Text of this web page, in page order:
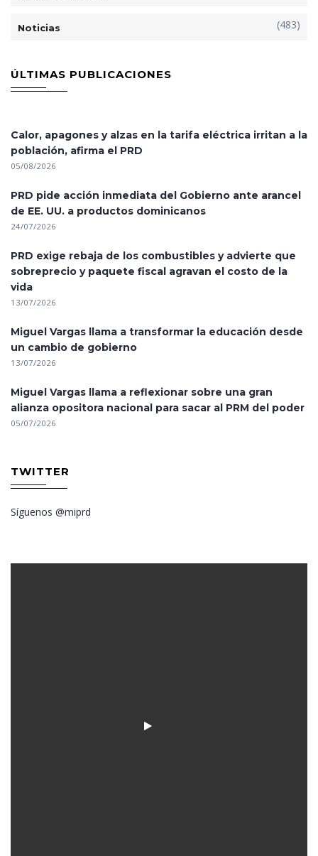
Noticias (483)
ÚLTIMAS PUBLICACIONES
Calor, apagones y alzas en la tarifa eléctrica irritan a la
población, afirma el PRD
05/08/2026
PRD pide acción inmediata del Gobierno ante arancel
de EE. UU. a productos dominicanos
24/07/2026
PRD exige rebaja de los combustibles y advierte que
sobreprecio y paquete fiscal agravan el costo de la
vida
13/07/2026
Miguel Vargas llama a transformar la educación desde
un cambio de gobierno
13/07/2026
Miguel Vargas llama a reflexionar sobre una gran
alianza opositora nacional para sacar al PRM del poder
05/07/2026
TWITTER
Síguenos @miprd